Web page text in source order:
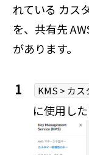
れている カス
を、共有先
があります。
KMS > カ
に使用し